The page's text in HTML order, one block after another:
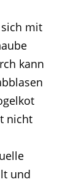
mit
kann
nicht
und